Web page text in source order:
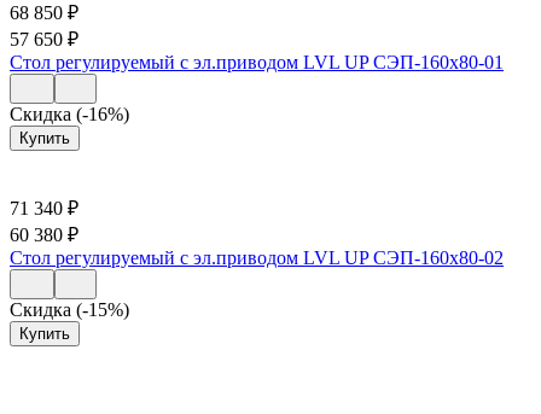
68 850 ₽
57 650 ₽
Стол регулируемый с эл.приводом LVL UP СЭП-160х80-01
Скидка (-16%)
Купить
71 340 ₽
60 380 ₽
Стол регулируемый с эл.приводом LVL UP СЭП-160х80-02
Скидка (-15%)
Купить